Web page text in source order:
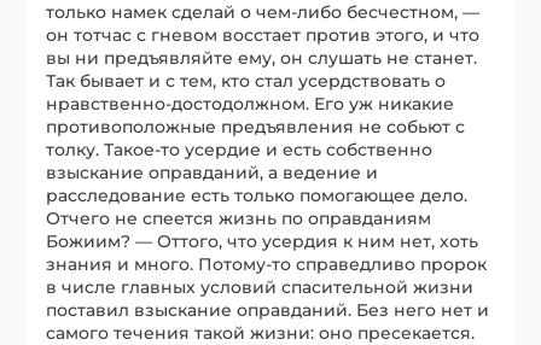
только намек сделай о чем-либо бесчестном, —
он тотчас с гневом восстает против этого, и что
вы ни предъявляйте ему, он слушать не станет.
Так бывает и с тем, кто стал усердствовать о
нравственно-достодолжном. Его уж никакие
противоположные предъявления не собьют с
толку. Такое-то усердие и есть собственно
взыскание оправданий, а ведение и
расследование есть только помогающее дело.
Отчего не спеется жизнь по оправданиям
Божиим? — Оттого, что усердия к ним нет, хоть
знания и много. Потому-то справедливо пророк
в числе главных условий спасительной жизни
поставил взыскание оправданий. Без него нет и
самого течения такой жизни: оно пресекается.